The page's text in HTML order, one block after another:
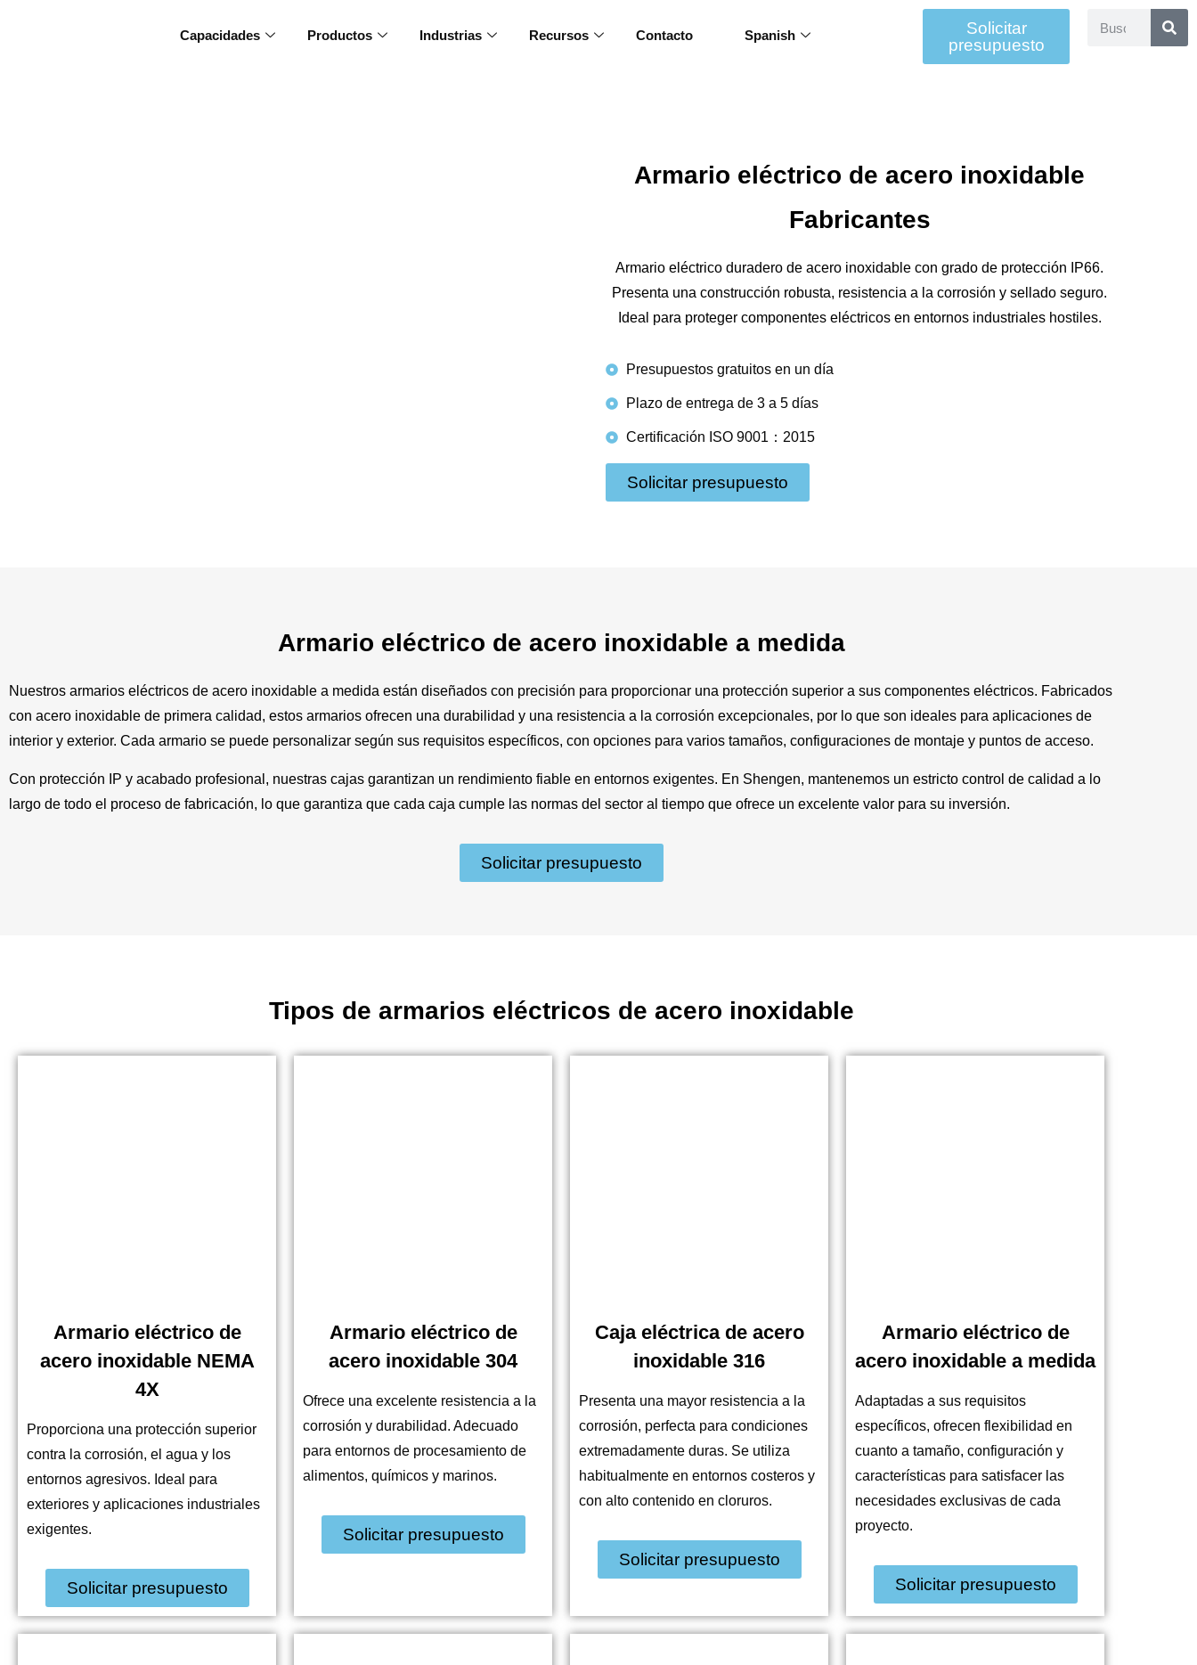
Capacidades Productos Industrias Recursos Contacto Spanish
Solicitar
presupuesto
Armario eléctrico de acero inoxidable
Fabricantes
Armario eléctrico duradero de acero inoxidable con grado de protección IP66.
Presenta una construcción robusta, resistencia a la corrosión y sellado seguro.
Ideal para proteger componentes eléctricos en entornos industriales hostiles.
Presupuestos gratuitos en un día
Plazo de entrega de 3 a 5 días
Certificación ISO 9001：2015
Solicitar presupuesto
Armario eléctrico de acero inoxidable a medida
Nuestros armarios eléctricos de acero inoxidable a medida están diseñados con precisión para proporcionar una protección superior a sus componentes eléctricos. Fabricados
con acero inoxidable de primera calidad, estos armarios ofrecen una durabilidad y una resistencia a la corrosión excepcionales, por lo que son ideales para aplicaciones de
interior y exterior. Cada armario se puede personalizar según sus requisitos específicos, con opciones para varios tamaños, configuraciones de montaje y puntos de acceso.
Con protección IP y acabado profesional, nuestras cajas garantizan un rendimiento fiable en entornos exigentes. En Shengen, mantenemos un estricto control de calidad a lo
largo de todo el proceso de fabricación, lo que garantiza que cada caja cumple las normas del sector al tiempo que ofrece un excelente valor para su inversión.
Solicitar presupuesto
Tipos de armarios eléctricos de acero inoxidable
Armario eléctrico de
acero inoxidable NEMA
4X
Proporciona una protección superior
contra la corrosión, el agua y los
entornos agresivos. Ideal para
exteriores y aplicaciones industriales
exigentes.
Solicitar presupuesto
Armario eléctrico de
acero inoxidable 304
Ofrece una excelente resistencia a la
corrosión y durabilidad. Adecuado
para entornos de procesamiento de
alimentos, químicos y marinos.
Solicitar presupuesto
Caja eléctrica de acero
inoxidable 316
Presenta una mayor resistencia a la
corrosión, perfecta para condiciones
extremadamente duras. Se utiliza
habitualmente en entornos costeros y
con alto contenido en cloruros.
Solicitar presupuesto
Armario eléctrico de
acero inoxidable a medida
Adaptadas a sus requisitos
específicos, ofrecen flexibilidad en
cuanto a tamaño, configuración y
características para satisfacer las
necesidades exclusivas de cada
proyecto.
Solicitar presupuesto